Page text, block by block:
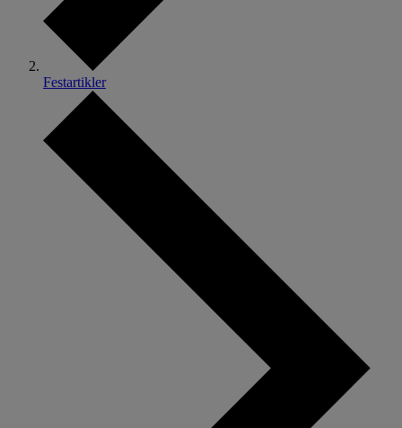
Festartikler